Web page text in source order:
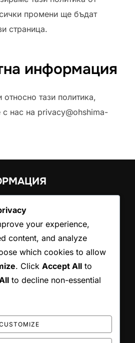
промени ще бъдат
страница.
информация
тази политика,
нас на privacy@ohshima-
your experience,
content, and analyze
which cookies to allow
. Click Accept All to
to decline non-essential